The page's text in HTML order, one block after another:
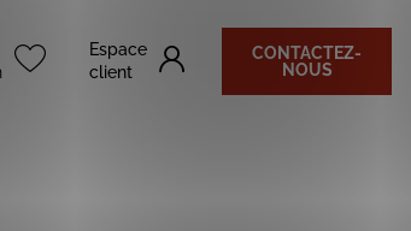
Espace
client
CONTACTEZ-
NOUS